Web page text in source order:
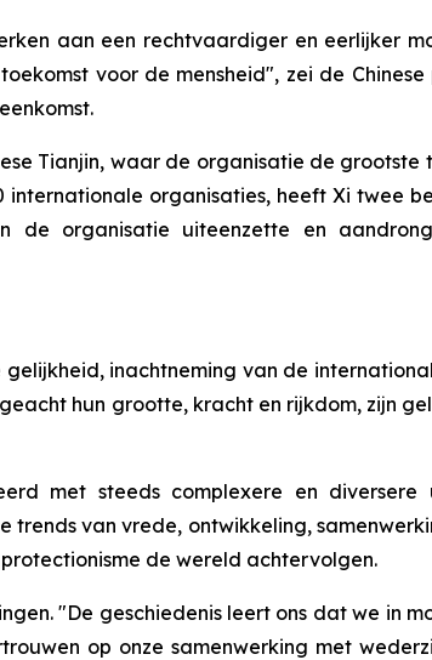
aan een rechtvaardiger en eerlijker
voor de mensheid", zei de
Tianjin, waar de organisatie de
organisaties, heeft Xi twee
de organisatie uiteenzette en
inachtneming van de
hun grootte, kracht en rijkdom, zijn
met steeds complexere en diversere
trends van vrede, ontwikkeling,
de wereld achtervolgen.
"De geschiedenis leert ons dat we in
op onze samenwerking met